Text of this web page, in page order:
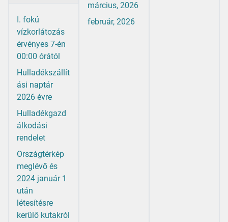
I. fokú
vízkorlátozás
érvényes 7-én
00:00 órától
Hulladékszállít
ási naptár
2026 évre
Hulladékgazd
álkodási
rendelet
Országtérkép
meglévő és
2024 január 1
után
létesítésre
kerülő kutakról
március, 2026
február, 2026